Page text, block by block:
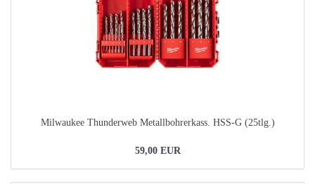
Milwaukee Thunderweb Metallbohrerkass. HSS-G (25tlg.)
59,00 EUR